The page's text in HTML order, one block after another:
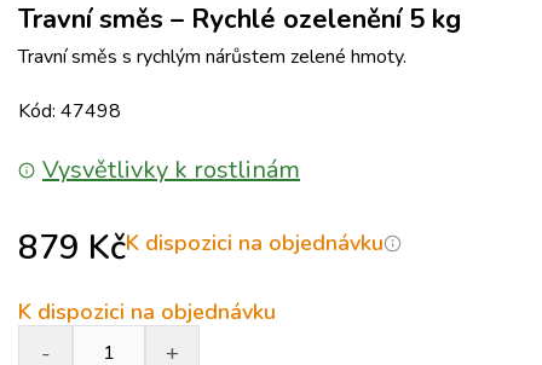
Travní směs – Rychlé ozelenění 5 kg
Travní směs s rychlým nárůstem zelené hmoty.
Kód: 47498
Vysvětlivky k rostlinám
879 KčK dispozici na objednávku
K dispozici na objednávku